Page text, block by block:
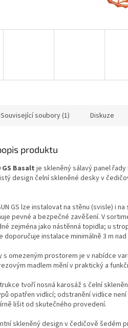
Související soubory (1) Diskuze
produktu
GS Basalt je skleněný sálavý panel
design čelní skleněné desky v
GS lze instalovat na stěnu (svisle) i
pevné a bezpečné zavěšení. V
zejména jako nástěnná topidla; u
doporučuje instalace minimálně 3 m
omezeným prostorem je v nabídce
madlem mění v praktický a
tvoří nosná karosáž s čelní
opatřen vidlicí; odstranění vidlice
lišit od skutečného provedení.
skleněný design v čedičově šedém